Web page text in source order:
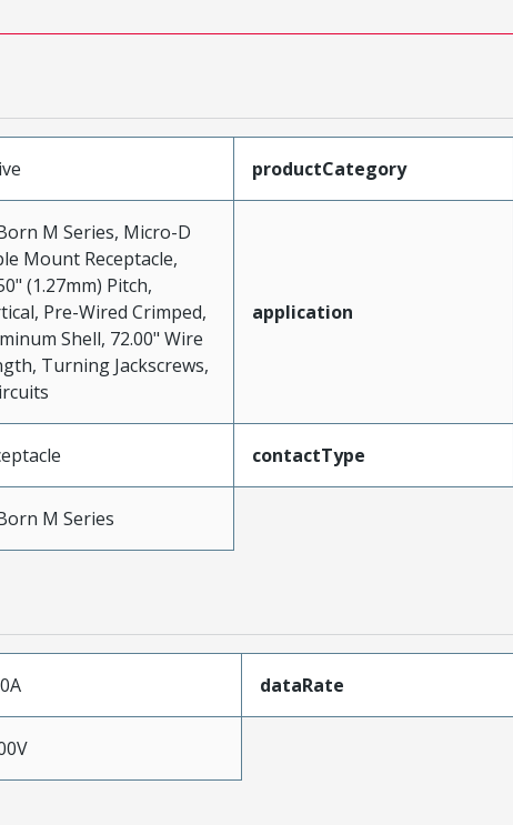
productCategory
M Series, Micro-D
Mount Receptacle,
(1.27mm) Pitch,
Pre-Wired Crimped,
Shell, 72.00" Wire
Turning Jackscrews,
application
contactType
M Series
dataRate